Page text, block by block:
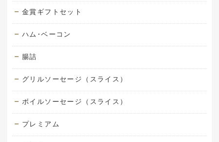
金賞ギフトセット
ハム･ベーコン
腸詰
グリルソーセージ（スライス）
ボイルソーセージ（スライス）
プレミアム